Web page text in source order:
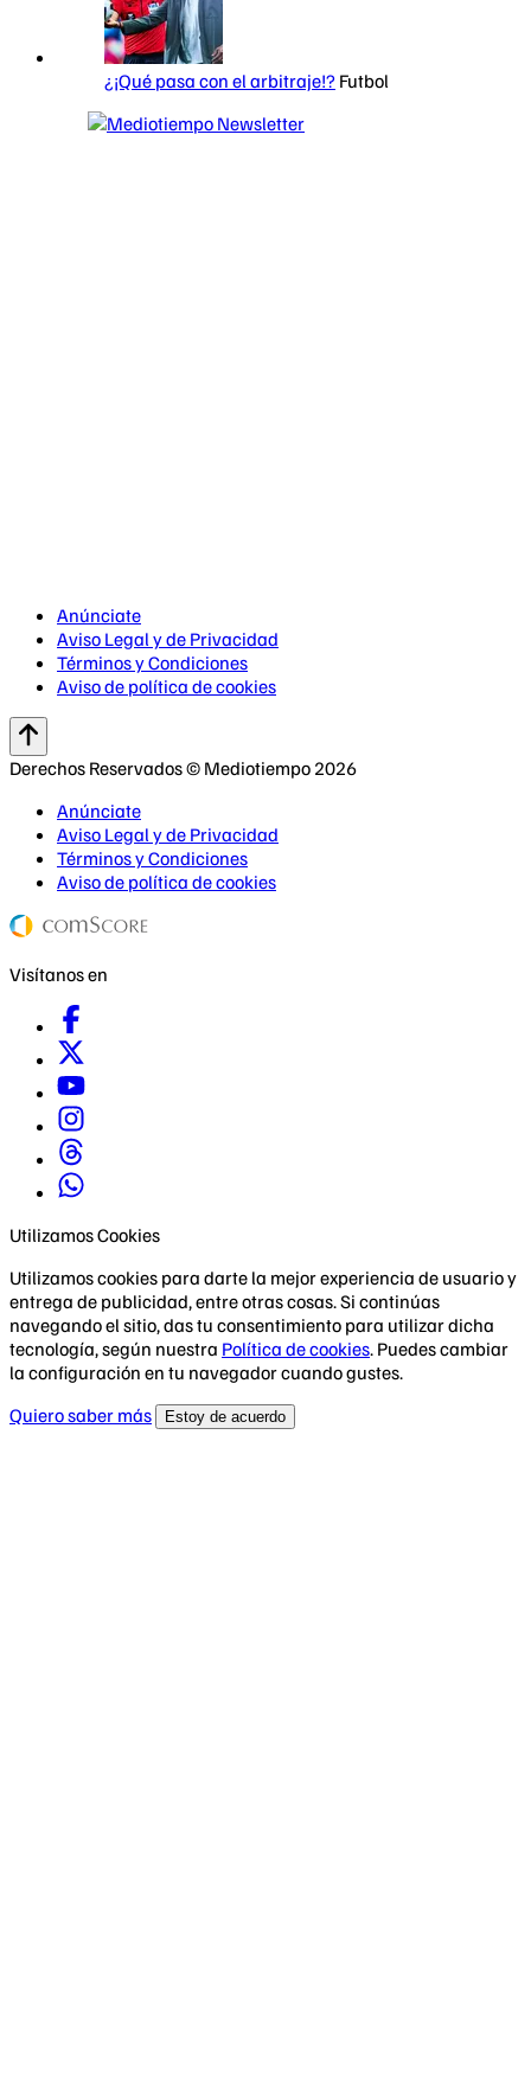
¿¡Qué pasa con el arbitraje!? Futbol
Anúnciate
Aviso Legal y de Privacidad
Términos y Condiciones
Aviso de política de cookies
Derechos Reservados © Mediotiempo 2026
Anúnciate
Aviso Legal y de Privacidad
Términos y Condiciones
Aviso de política de cookies
Visítanos en
Utilizamos Cookies
Utilizamos cookies para darte la mejor experiencia de usuario y
entrega de publicidad, entre otras cosas. Si continúas
navegando el sitio, das tu consentimiento para utilizar dicha
tecnología, según nuestra Política de cookies. Puedes cambiar
la configuración en tu navegador cuando gustes.
Quiero saber más
Estoy de acuerdo